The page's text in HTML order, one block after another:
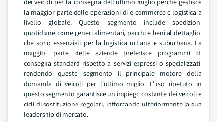
dei veicoli per la consegna dell'ultimo miglio perche gestisce
la maggior parte delle operazioni di e-commerce e logistica a
livello globale. Questo segmento include spedizioni
quotidiane come generi alimentari, pacchi e beni al dettaglio,
che sono essenziali per la logistica urbana e suburbana. La
maggior parte delle aziende preferisce programmi di
consegna standard rispetto a servizi espressi o specializzati,
rendendo questo segmento il principale motore della
domanda di veicoli per l'ultimo miglio. L'uso ripetuto in
questo segmento garantisce un impiego costante dei veicoli e
cicli di sostituzione regolari, rafforzando ulteriormente la sua
leadership di mercato.